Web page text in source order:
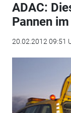
ADAC:
Pannen
20.02.2012 09:51